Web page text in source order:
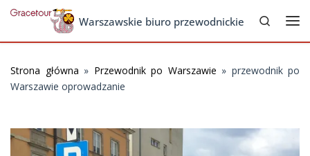
Skip to contentWarszawskie biuro przewodnickie
Search
Strona główna » Przewodnik po Warszawie » przewodnik po
Warszawie oprowadzanie